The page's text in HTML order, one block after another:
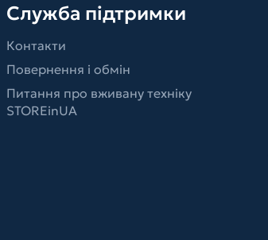
Служба підтримки
Контакти
Повернення і обмін
Питання про вживану техніку
STOREinUA